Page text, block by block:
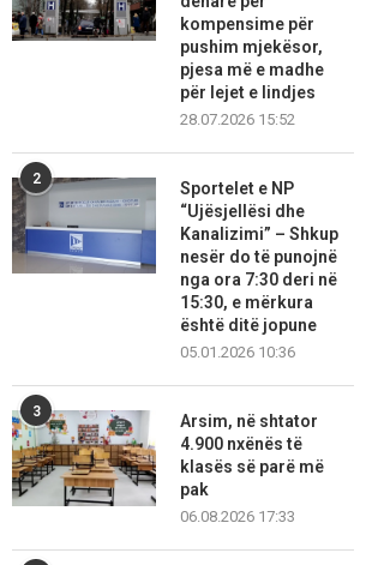
kompensime për
pushim mjekësor,
pjesa më e madhe
për lejet e lindjes
28.07.2026 15:52
2
Sportelet e NP
“Ujësjellësi dhe
Kanalizimi” – Shkup
nesër do të punojnë
nga ora 7:30 deri në
15:30, e mërkura
është ditë jopune
05.01.2026 10:36
3
Arsim, në shtator
4.900 nxënës të
klasës së parë më
pak
06.08.2026 17:33